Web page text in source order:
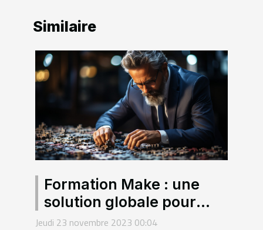
Similaire
Formation Make : une
solution globale pour
l'automatisation des
Jeudi 23 novembre 2023 00:04